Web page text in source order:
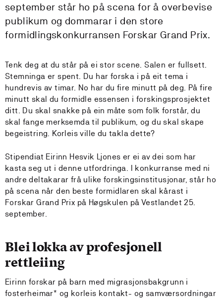
september står ho på scena for å overbevise
publikum og dommarar i den store
formidlingskonkurransen Forskar Grand Prix.
Tenk deg at du står på ei stor scene. Salen er fullsett.
Stemninga er spent. Du har forska i på eit tema i
hundrevis av timar. No har du fire minutt på deg. På fire
minutt skal du formidle essensen i forskingsprosjektet
ditt. Du skal snakke på ein måte som folk forstår, du
skal fange merksemda til publikum, og du skal skape
begeistring. Korleis ville du takla dette?
Stipendiat Eirinn Hesvik Ljones er ei av dei som har
kasta seg ut i denne utfordringa. I konkurranse med ni
andre deltakarar frå ulike forskingsinstitusjonar, står ho
på scena når den beste formidlaren skal kårast i
Forskar Grand Prix på Høgskulen på Vestlandet 25.
september.
Blei lokka av profesjonell
rettleiing
Eirinn forskar på barn med migrasjonsbakgrunn i
fosterheimar* og korleis kontakt- og samværsordningar